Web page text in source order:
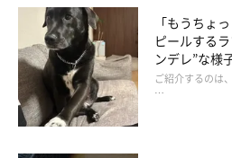
「パパ大好き」エピソ
「もうちょ
ピールする
ンデレ”な様
ご紹介するのは
…